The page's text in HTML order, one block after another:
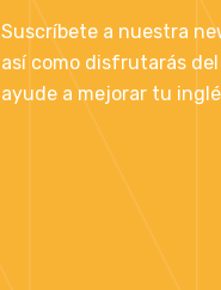
Suscríbete a nuestra
así como disfrutarás
ayude a mejorar tu